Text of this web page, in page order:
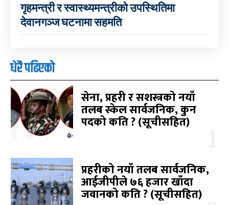
गृहमन्त्री र स्वास्थ्यमन्त्रीको उपस्थितिमा
देवानगञ्ज घटनामा सहमति
धेरै पढिएको
सेना, प्रहरी र सशस्त्रको नयाँ
तलब स्केल सार्वजनिक, कुन
पदको कति ? (सूचीसहित)
प्रहरीको नयाँ तलब सार्वजनिक,
आईजीपीले ७६ हजार खाँदा
जवानको कति ? (सूचीसहित)